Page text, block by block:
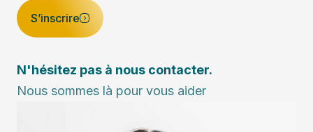
S’inscrire
N'hésitez pas à nous contacter.
Nous sommes là pour vous aider